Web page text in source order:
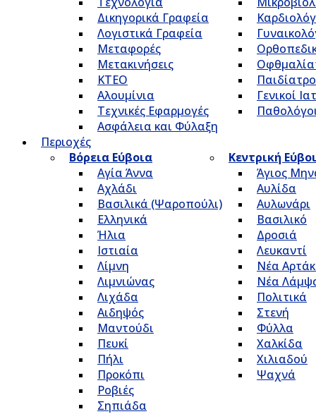
Δικηγορικά Γραφεία
Λογιστικά Γραφεία
Μεταφορές
Μετακινήσεις
ΚΤΕΟ
Αλουμίνια
Τεχνικές Εφαρμογές
Ασφάλεια και Φύλαξη
Γενικοί
Περιοχές
Βόρεια Εύβοια
Αγία Άννα
Αχλάδι
Βασιλικά (Ψαροπούλι)
Ελληνικά
Ήλια
Ιστιαία
Λίμνη
Λιμνιώνας
Λιχάδα
Αιδηψός
Μαντούδι
Πευκί
Πήλι
Προκόπι
Ροβιές
Σηπιάδα
Κεντρική
Άγιος
Αυλίδα
Αυλωνάρι
Βασιλικό
Δροσιά
Λευκαντί
Νέα
Νέα
Πολιτικά
Στενή
Φύλλα
Χαλκίδα
Χιλιαδού
Ψαχνά